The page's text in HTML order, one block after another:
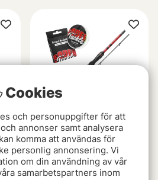
Lake X Perch Casting
Combo 7'2'' 5-25g
1799 kr
Cookies
och personuppgifter för att
annonser samt analysera
komma att användas för
personlig annonsering. Vi
om din användning av vår
samarbetspartners inom